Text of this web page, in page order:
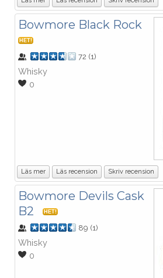
Bowmore Black Rock
HET!
72 (1)
Whisky
0
Läs mer Läs recension Skriv recension
Bowmore Devils Cask
B2
HET!
89 (1)
Whisky
0